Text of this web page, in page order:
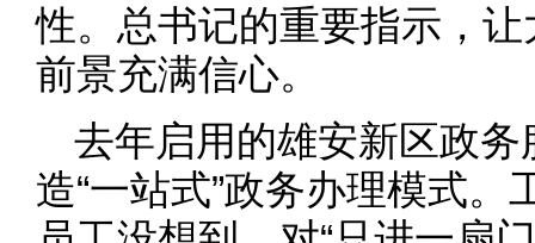
性。总书记的重要指示，
前景充满信心。
去年启用的雄安新区政
造“一站式”政务办理模式